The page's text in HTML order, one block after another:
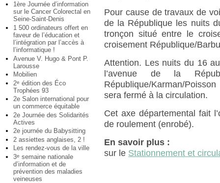
1ère Journée d’information
sur le Cancer Colorectal en
Seine-Saint-Denis
1 500 ordinateurs offert en
faveur de l’éducation et
l’intégration par l’accès à
l’informatique !
Avenue V. Hugo & Pont P.
Larousse
Mobilien
2e édition des Éco
Trophées 93
2e Salon international pour
un commerce équitable
2e Journée des Solidarités
Actives
2e journée du Babysitting
2 assiettes anglaises, 2 !
Les rendez-vous de la ville
3e semaine nationale
d’information et de
prévention des maladies
veineuses
Pour cause de travaux de
de la République les nuits
tronçon situé entre le
croisement République/
Attention. Les nuits du 16
l’avenue de la
République/Karman/
sera fermé à la circulation.
Cet axe départemental fait
de roulement (enrobé).
En savoir plus :
sur le Stationnement et